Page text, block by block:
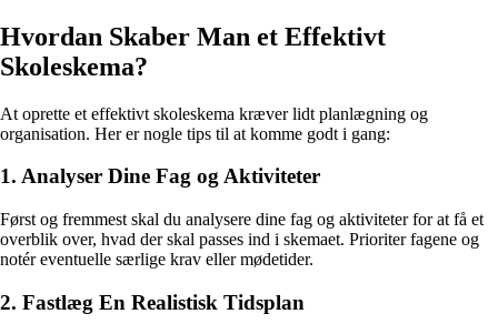
Hvordan Skaber Man et Effektivt
Skoleskema?
At oprette et effektivt skoleskema kræver lidt planlægning og
organisation. Her er nogle tips til at komme godt i gang:
1. Analyser Dine Fag og Aktiviteter
Først og fremmest skal du analysere dine fag og aktiviteter for at få et
overblik over, hvad der skal passes ind i skemaet. Prioriter fagene og
notér eventuelle særlige krav eller mødetider.
2. Fastlæg En Realistisk Tidsplan